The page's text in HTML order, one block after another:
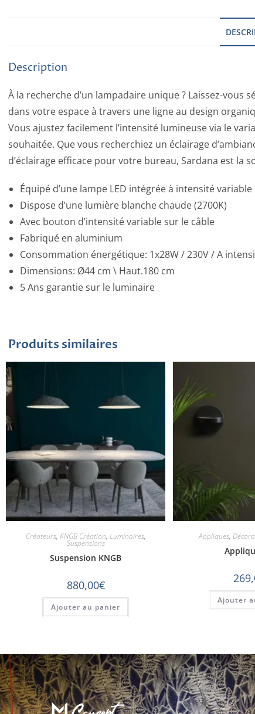
Description
À la recherche d’un lampadaire unique ? Laissez-
dans votre espace à travers une ligne au design
Vous ajustez facilement l’intensité lumineuse via le
souhaitée. Que vous recherchiez un éclairage
d’éclairage efficace pour votre bureau, Sardana est la
Équipé d’une lampe LED intégrée à intensité variable
Dispose d’une lumière blanche chaude (2700K)
Avec bouton d’intensité variable sur le câble
Fabriqué en aluminium
Consommation énergétique: 1x28W / 230V / A
Dimensions: Ø44 cm \ Haut.180 cm
5 Ans garantie sur le luminaire
Produits similaires
Créateurs, KNGB Création, Luminaires,
Suspensions
Suspension KNGB
880,00€
Ajouter au panier
Appliques,
Ajouter